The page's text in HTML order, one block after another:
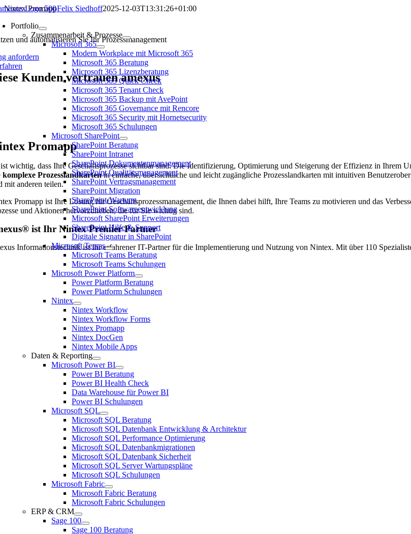
Zum
springen
Portfolio
Zusammenarbeit & Prozesse
Microsoft 365
Modern Workplace mit Microsoft 365
Microsoft 365 Beratung
Microsoft 365 Lizenzberatung
Microsoft 365 Quick Check
Microsoft 365 Tenant Check
Microsoft 365 Backup mit AvePoint
Microsoft 365 Governance mit Rencore
Microsoft 365 Security mit Hornetsecurity
Microsoft 365 Schulungen
Microsoft SharePoint
SharePoint Beratung
SharePoint Intranet
SharePoint Dokumentenmanagement
SharePoint Qualitätsmanagement
SharePoint Vertragsmanagement
SharePoint Migration
SharePoint-Wartung
SharePoint Softwareentwicklung
Microsoft SharePoint Erweiterungen
SharePoint Hilfe & Support
Digitale Signatur in SharePoint
Microsoft Teams
Microsoft Teams Beratung
Microsoft Teams Schulungen
Microsoft Power Platform
Power Platform Beratung
Power Platform Schulungen
Nintex
Nintex Workflow
Nintex Workflow Forms
Nintex Promapp
Nintex DocGen
Nintex Mobile Apps
Daten & Reporting
Microsoft Power BI
Power BI Beratung
Power BI Health Check
Data Warehouse für Power BI
Power BI Schulungen
Microsoft SQL
Microsoft SQL Beratung
Microsoft SQL Datenbank Entwicklung & Architektur
Microsoft SQL Performance Optimierung
Microsoft SQL Datenbankmigrationen
Microsoft SQL Datenbank Sicherheit
Microsoft SQL Server Wartungspläne
Microsoft SQL Schulungen
Microsoft Fabric
Microsoft Fabric Beratung
Microsoft Fabric Schulungen
ERP & CRM
Sage 100
Sage 100 Beratung
Nintex PromappFelix Siedhoff2025-12-03T13:31:26+01:00
Promapp
und automatisieren Sie Ihr Prozessmanagement
anfordern
Kunden vertrauen amexus
Promapp
wichtig, dass Ihre Geschäftsprozesse sichtbar sind. Die Identifizierung, Optimierung und Steigerung der Effizienz in Ihrem
komplexe Prozesslandkartenin einfache, übersichtliche und leicht zugängliche Prozesslandkarten mit intuitiven
mit anderen teilen.
Promapp ist Ihre Lösung für Geschäftsprozessmanagement, die Ihnen dabei hilft, Ihre Teams zu motivieren und das
und Aktionen hervorzuheben, die für Sie wichtig sind.
ist Ihr Nintex Premier Partner
Informationstechnik ist Ihr erfahrener IT-Partner für die Implementierung und Nutzung von Nintex. Mit über 110